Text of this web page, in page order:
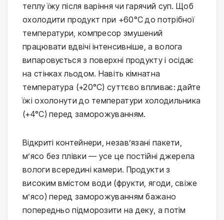
теплу їжу після варіння чи гарячий суп. Щоб
охолодити продукт при +60°C до потрібної
температури, компресор змушений
працювати вдвічі інтенсивніше, а волога
випаровується з поверхні продукту і осідає
на стінках льодом. Навіть кімнатна
температура (+20°C) суттєво впливає: дайте
їжі охолонути до температури холодильника
(+4°C) перед заморожуванням.
Відкриті контейнери, незав’язані пакети,
м’ясо без плівки — усе це постійні джерела
вологи всередині камери. Продукти з
високим вмістом води (фрукти, ягоди, свіже
м’ясо) перед заморожуванням бажано
попередньо підморозити на деку, а потім